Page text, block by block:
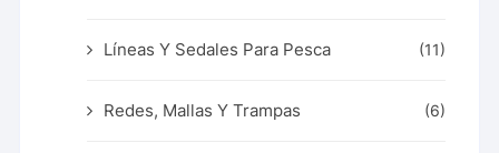
Líneas Y Sedales Para Pesca (11)
Redes, Mallas Y Trampas (6)